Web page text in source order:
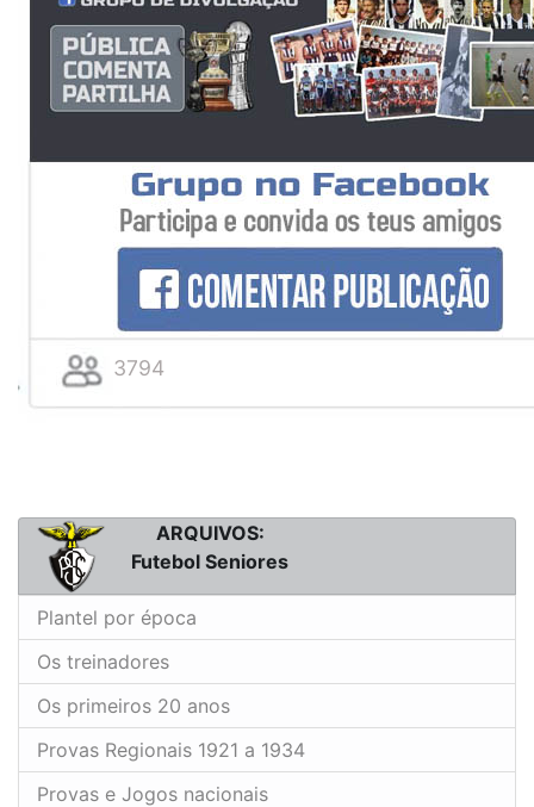
3794
ARQUIVOS:
Futebol Seniores
Plantel por época
Os treinadores
Os primeiros 20 anos
Provas Regionais 1921 a 1934
Provas e Jogos nacionais